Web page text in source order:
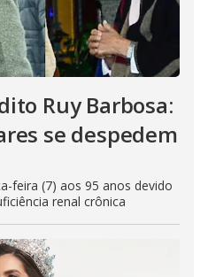
Ruy Barbosa:
se despedem
feira (7) aos 95 anos devido
renal crônica